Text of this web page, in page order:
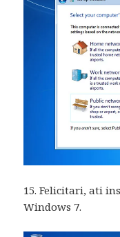
15. Felicitari, ati
Windows 7.